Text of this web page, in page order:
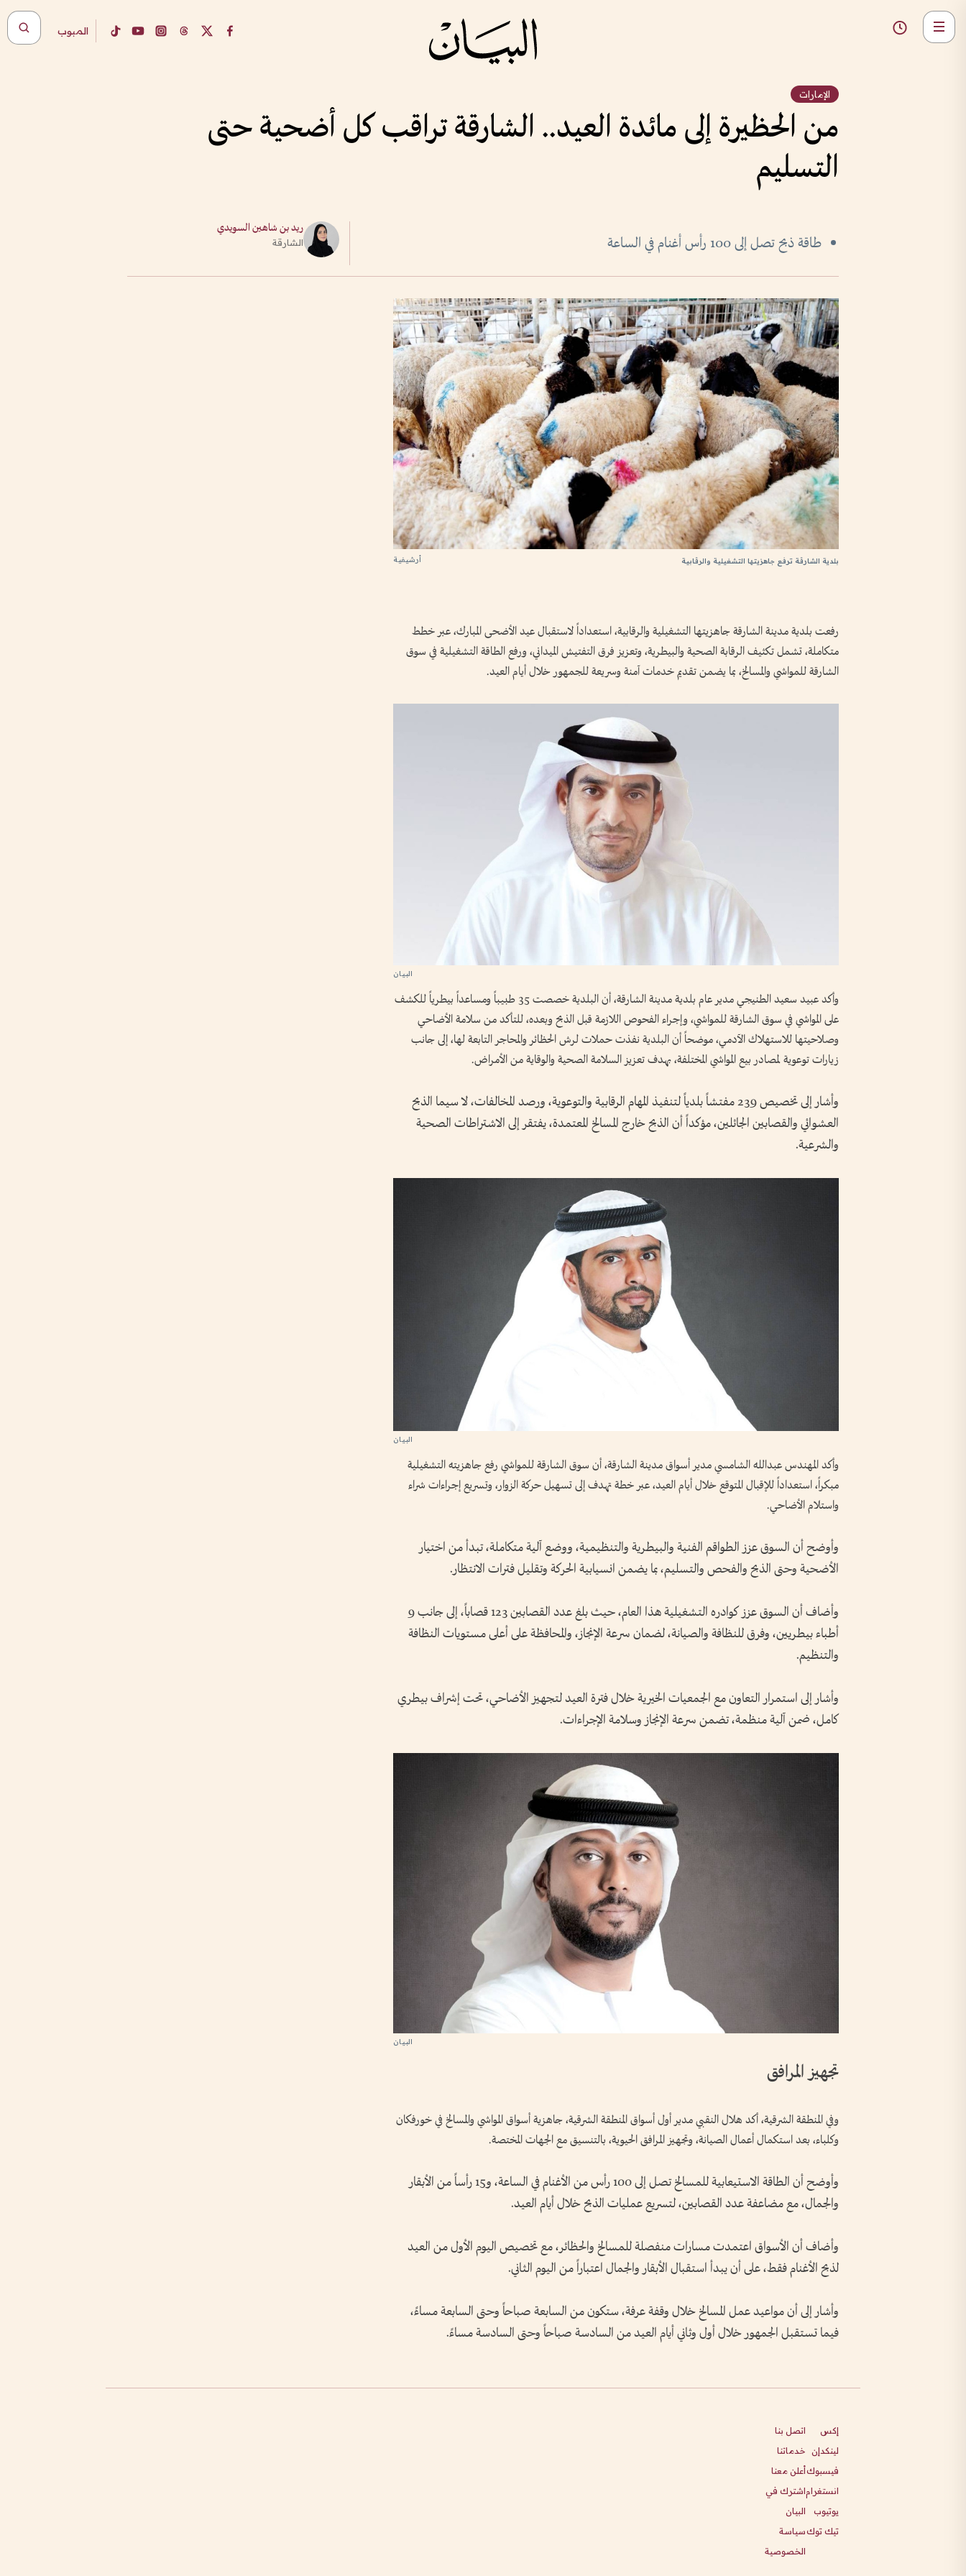
المبوب
الإمارات
من الحظيرة إلى مائدة العيد.. الشارقة تراقب كل أضحية حتى
التسليم
طاقة ذبح تصل إلى 100 رأس أغنام في الساعة
ريد بن شاهين السويدي
الشارقة
أرشيفية بلدية الشارقة ترفع جاهزيتها التشغيلية والرقابية
رفعت بلدية مدينة الشارقة جاهزيتها التشغيلية والرقابية، استعداداً لاستقبال عيد الأضحى المبارك، عبر خطط
متكاملة، تشمل تكثيف الرقابة الصحية والبيطرية، وتعزيز فرق التفتيش الميداني، ورفع الطاقة التشغيلية في سوق
الشارقة للمواشي والمسالخ، بما يضمن تقديم خدمات آمنة وسريعة للجمهور خلال أيام العيد.
وأكد عبيد سعيد الطنيجي مدير عام بلدية مدينة الشارقة، أن البلدية خصصت 35 طبيباً ومساعداً بيطرياً للكشف
على المواشي في سوق الشارقة للمواشي، وإجراء الفحوص اللازمة قبل الذبح وبعده، للتأكد من سلامة الأضاحي
وصلاحيتها للاستهلاك الآدمي، موضحاً أن البلدية نفذت حملات لرش الحظائر والمحاجر التابعة لها، إلى جانب
زيارات توعوية لمصادر بيع المواشي المختلفة، بهدف تعزيز السلامة الصحية والوقاية من الأمراض.
وأشار إلى تخصيص 239 مفتشاً بلدياً لتنفيذ المهام الرقابية والتوعوية، ورصد المخالفات، لا سيما الذبح
العشوائي والقصابين الجائلين، مؤكداً أن الذبح خارج المسالخ المعتمدة، يفتقر إلى الاشتراطات الصحية
والشرعية.
وأكد المهندس عبدالله الشامسي مدير أسواق مدينة الشارقة، أن سوق الشارقة للمواشي رفع جاهزيته التشغيلية
مبكراً، استعداداً للإقبال المتوقع خلال أيام العيد، عبر خطة تهدف إلى تسهيل حركة الزوار، وتسريع إجراءات شراء
واستلام الأضاحي.
وأوضح أن السوق عزز الطواقم الفنية والبيطرية والتنظيمية، ووضع آلية متكاملة، تبدأ من اختيار
الأضحية وحتى الذبح والفحص والتسليم، بما يضمن انسيابية الحركة وتقليل فترات الانتظار.
وأضاف أن السوق عزز كوادره التشغيلية هذا العام، حيث بلغ عدد القصابين 123 قصاباً، إلى جانب 9
أطباء بيطريين، وفرق للنظافة والصيانة، لضمان سرعة الإنجاز، والمحافظة على أعلى مستويات النظافة
والتنظيم.
وأشار إلى استمرار التعاون مع الجمعيات الخيرية خلال فترة العيد لتجهيز الأضاحي، تحت إشراف بيطري
كامل، ضمن آلية منظمة، تضمن سرعة الإنجاز وسلامة الإجراءات.
تجهيز المرافق
وفي المنطقة الشرقية، أكد هلال النقبي مدير أول أسواق المنطقة الشرقية، جاهزية أسواق المواشي والمسالخ في خورفكان
وكلباء، بعد استكمال أعمال الصيانة، وتجهيز المرافق الحيوية، بالتنسيق مع الجهات المختصة.
وأوضح أن الطاقة الاستيعابية للمسالخ تصل إلى 100 رأس من الأغنام في الساعة، و15 رأساً من الأبقار
والجمال، مع مضاعفة عدد القصابين، لتسريع عمليات الذبح خلال أيام العيد.
وأضاف أن الأسواق اعتمدت مسارات منفصلة للمسالخ والحظائر، مع تخصيص اليوم الأول من العيد
لذبح الأغنام فقط، على أن يبدأ استقبال الأبقار والجمال اعتباراً من اليوم الثاني.
وأشار إلى أن مواعيد عمل المسالخ خلال وقفة عرفة، ستكون من السابعة صباحاً وحتى السابعة مساءً،
فيما تستقبل الجمهور خلال أول وثاني أيام العيد من السادسة صباحاً وحتى السادسة مساءً.
إكس
لينكدإن
فيسبوك
انستغرام
يوتيوب
تيك توك
اتصل بنا
خدماتنا
أعلن معنا
اشترك في
البيان
سياسة
الخصوصية